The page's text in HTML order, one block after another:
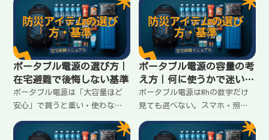
避難で困らないための4つの基準
（出力・端子・容量・運用）と
揃え方をまとめます。
バラバラでも迷わないように、
最低限揃えるべきケーブルと変
換の考え方をまとめます。
ポータブル電源の選び方｜
在宅避難で後悔しない基準
ポータブル電源は「大容量ほど
安心」で買うと重い・使わな
難で必要なのは“何に使う
ポータブル電源の容量の考
え方｜何に使うかで迷いを
終わらせる
ポータブル電源はWhの数字だけ
見ても選べない。スマホ・照
の」を先に決め、何時間・何回